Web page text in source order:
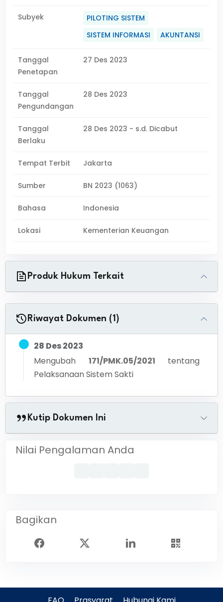
Subyek
PILOTING SISTEM
SISTEM INFORMASI
AKUNTANSI
Tanggal
Penetapan
27 Des 2023
Tanggal
Pengundangan
28 Des 2023
Tanggal
Berlaku
28 Des 2023 - s.d. Dicabut
Tempat Terbit Jakarta
Sumber BN 2023 (1063)
Bahasa Indonesia
Lokasi Kementerian Keuangan
Produk Hukum Terkait
Riwayat Dokumen (1)
28 Des 2023
Mengubah
171/PMK.05/2021
tentang
Pelaksanaan Sistem Sakti
Kutip Dokumen Ini
Nilai Pengalaman Anda
Bagikan